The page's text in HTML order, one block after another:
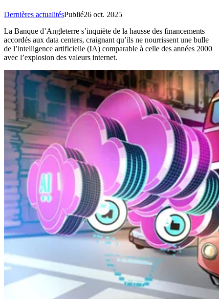
Dernières actualitésPublié26 oct. 2025
La Banque d’Angleterre s’inquiète de la hausse des financements
accordés aux data centers, craignant qu’ils ne nourrissent une bulle
de l’intelligence artificielle (IA) comparable à celle des années 2000
avec l’explosion des valeurs internet.